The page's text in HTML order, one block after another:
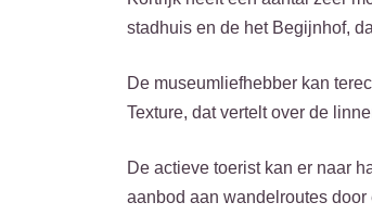
stadhuis en de het Begijnhof,
De museumliefhebber kan
Texture, dat vertelt over de
De actieve toerist kan er naar
aanbod aan wandelroutes